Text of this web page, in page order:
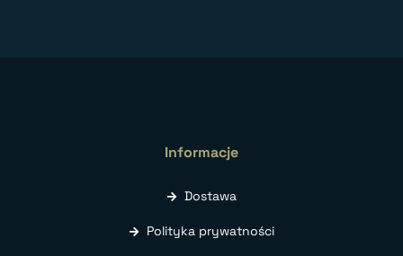
Informacje
Dostawa
Polityka prywatności